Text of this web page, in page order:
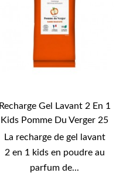
Recharge Gel Lavant 2 En 1
Kids Pomme Du Verger 25
Gr -Pimpant-
La recharge de gel lavant
2 en 1 kids en poudre au
parfum de...